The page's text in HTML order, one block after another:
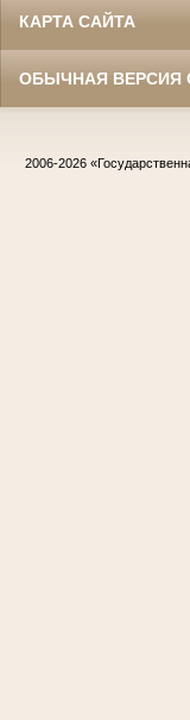
КАРТА САЙТА
ОБЫЧНАЯ ВЕРСИЯ
2006-2026